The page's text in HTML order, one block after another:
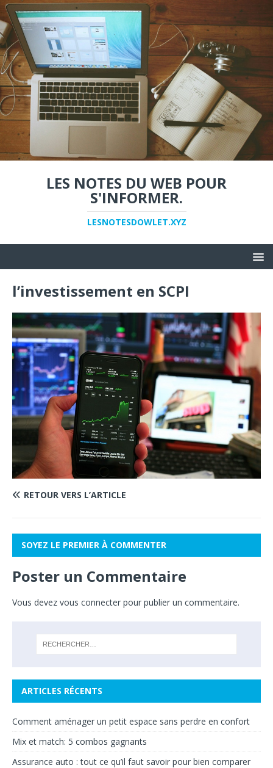
LES NOTES DU WEB POUR
S'INFORMER.
LESNOTESDOWLET.XYZ
l’investissement en SCPI
RETOUR VERS L’ARTICLE
SOYEZ LE PREMIER À COMMENTER
Poster un Commentaire
Vous devez vous connecter pour publier un commentaire.
ARTICLES RÉCENTS
Comment aménager un petit espace sans perdre en confort
Mix et match: 5 combos gagnants
Assurance auto : tout ce qu’il faut savoir pour bien comparer